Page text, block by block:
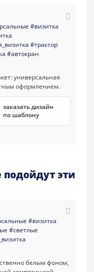
#визитка
#трактор
#автокран
заказать дизайн
по шаблону
эти
#визитка
#светлые